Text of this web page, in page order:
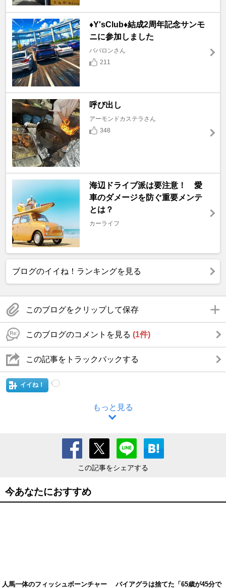
♦️Y'sClub♦️結成2周年記念サンモ
ニに参加しました
ババロンさん
211
呼び出し
アーモンドカステラさん
348
海辺ドライブ派は要注意！ 愛
車のダメージを防ぐ重要メンテ
とは？
カーライフ
ブログのイイね！ランキングを見る
このブログをクリップして保存
このブログのコメントを見る (1件)
この記事をトラックバックする
イイね！
もっと見る
この記事をシェアする
今あなたにおすすめ
人馬一体のフィッシュボーンチャー
バイアグラは捨てた「65歳が45分で